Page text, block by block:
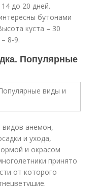
до 20 дней.
бутонами
куста – 30
8-9.
Популярные
анемон,
и ухода,
и окрасом
принято
от которого